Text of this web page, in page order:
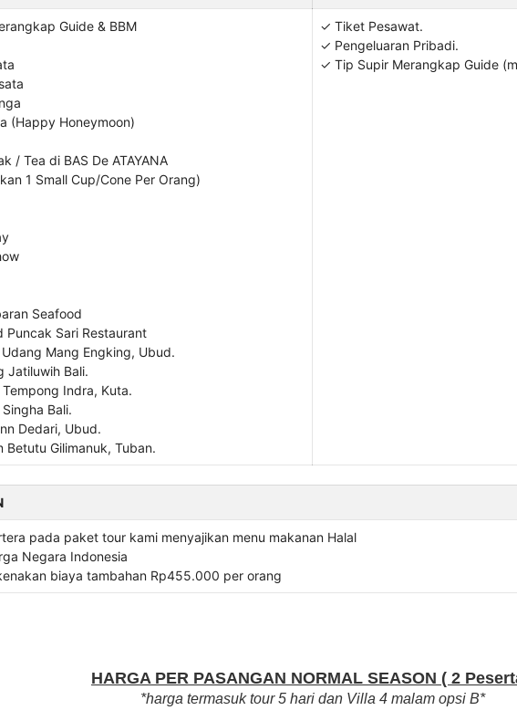
Guide & BBM
(Happy Honeymoon)
/ Tea di BAS De ATAYANA
1 Small Cup/Cone Per Orang)
Seafood
Puncak Sari Restaurant
Mang Engking, Ubud.
Jatiluwih Bali.
Indra, Kuta.
Bali.
Dedari, Ubud.
Gilimanuk, Tuban.
✓ Tiket Pesawat.
✓ Pengeluaran Pribadi.
✓ Tip Supir Merangkap Guide
pada paket tour kami menyajikan menu makanan Halal
Negara Indonesia
biaya tambahan Rp455.000 per orang
HARGA PER PASANGAN NORMAL SEASON ( 2
*harga termasuk tour 5 hari dan Villa 4 malam opsi B*